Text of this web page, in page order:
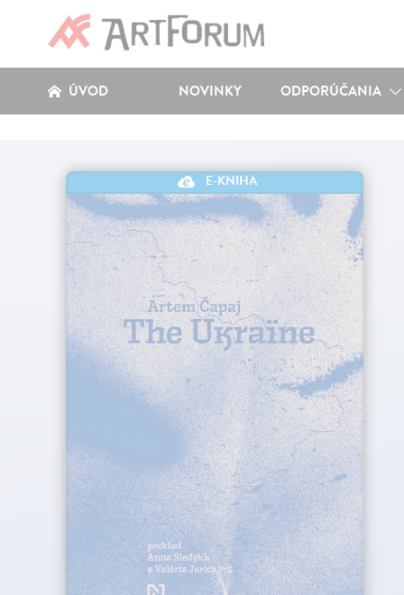
ÚVOD NOVINKY ODPORÚČANIA
E-KNIHA